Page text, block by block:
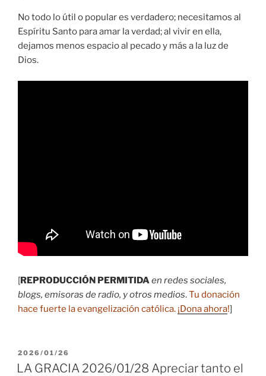
No todo lo útil o popular es verdadero; necesitamos al
Espíritu Santo para amar la verdad; al vivir en ella,
dejamos menos espacio al pecado y más a la luz de
Dios.
[REPRODUCCIÓN PERMITIDAen redes sociales,
blogs, emisoras de radio, y otros medios.Tu donación
hace fuerte la evangelización católica. ¡Dona ahora!]
PUBLICADO
EL
2026/01/26
LA GRACIA 2026/01/28 Apreciar tanto el